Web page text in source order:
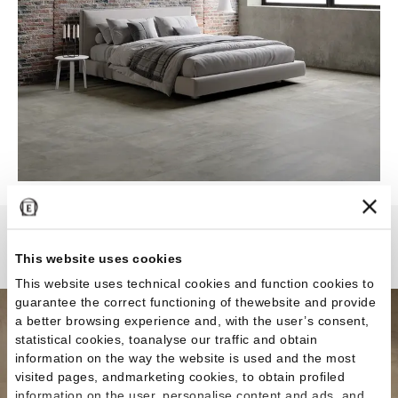
This website uses cookies
This website uses technical cookies and function cookies to
guarantee the correct functioning of thewebsite and provide
a better browsing experience and, with the user’s consent,
statistical cookies, toanalyse our traffic and obtain
information on the way the website is used and the most
visited pages, andmarketing cookies, to obtain profiled
information on the user, personalise content and ads, and
Fabrika